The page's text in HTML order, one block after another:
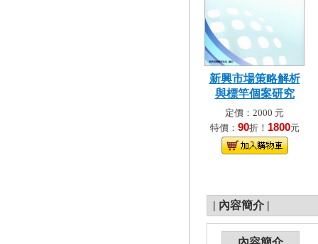
新興市場策略解析
與標竿個案研究
定價：2000 元
特價： 90折！ 1800元
| 內容簡介 |